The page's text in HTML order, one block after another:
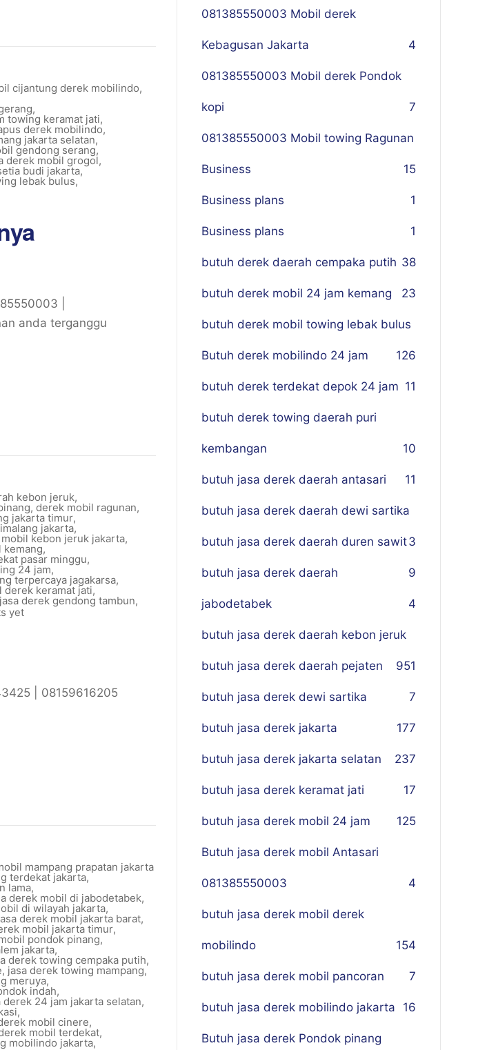
cijantung derek mobilindo,
,
towing keramat jati,
derek mobilindo,
jakarta selatan,
gendong serang,
derek mobil grogol,
budi jakarta,
lebak bulus,
|
anda terganggu
kebon jeruk,
, derek mobil ragunan,
jakarta timur,
jakarta,
kebon jeruk jakarta,
kemang,
pasar minggu,
24 jam,
terpercaya jagakarsa,
derek keramat jati,
derek gendong tambun,
yet
| 08159616205
mampang prapatan jakarta
terdekat jakarta,
lama,
derek mobil di jabodetabek,
di wilayah jakarta,
derek mobil jakarta barat,
mobil jakarta timur,
pondok pinang,
jakarta,
derek towing cempaka putih,
, jasa derek towing mampang,
meruya,
indah,
derek 24 jam jakarta selatan,
,
mobil cinere,
mobil terdekat,
mobilindo jakarta,
081385550003 Mobil derek
Kebagusan Jakarta 4
081385550003 Mobil derek Pondok
kopi 7
081385550003 Mobil towing Ragunan
5
Business 1
Business plans 1
Business plans 1
butuh derek daerah cempaka putih 38
butuh derek mobil 24 jam kemang 23
butuh derek mobil towing lebak bulus
26
Butuh derek mobilindo 24 jam 1
butuh derek terdekat depok 24 jam 11
butuh derek towing daerah puri
kembangan 10
butuh jasa derek daerah antasari 11
butuh jasa derek daerah dewi sartika
3
butuh jasa derek daerah duren sawit
9
butuh jasa derek daerah
jabodetabek 4
butuh jasa derek daerah kebon jeruk
51
butuh jasa derek daerah pejaten 9
butuh jasa derek dewi sartika 7
butuh jasa derek jakarta 177
butuh jasa derek jakarta selatan 237
butuh jasa derek keramat jati 17
butuh jasa derek mobil 24 jam 125
Butuh jasa derek mobil Antasari
081385550003 4
butuh jasa derek mobil derek
mobilindo 154
butuh jasa derek mobil pancoran 7
butuh jasa derek mobilindo jakarta 16
Butuh jasa derek Pondok pinang